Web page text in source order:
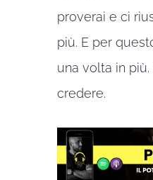
proverai e ci
più. E per
una volta in
credere.